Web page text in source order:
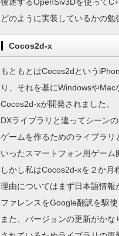
どのように実装しているかの
Cocos2d-x
もともとはCocos2dという
り、それを基にWindowsや
Cocos2d-xが開発されました。
DXライブラリと違ってシーン
ゲームを作るためのライブラ
いったスマートフォン用ゲーム
しかし私はCocos2d-xを２か月
理由についてはまず日本語情
ファレンスをGoogle翻訳を駆
また、バージョンの更新がか